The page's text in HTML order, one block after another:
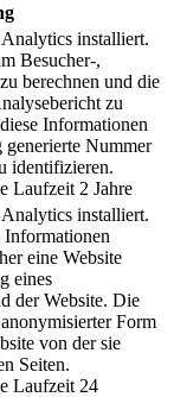
installiert.
Besucher-,
berechnen und die
zu
Informationen
Nummer
identifizieren.
Laufzeit 2 Jahre
installiert.
eine Website
eines
der Website. Die
Form
von der sie
Seiten.
Laufzeit 24